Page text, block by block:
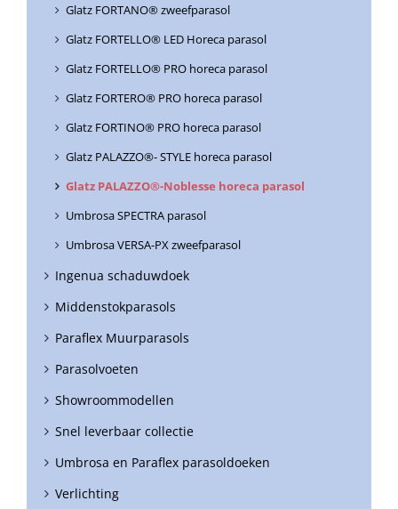
Glatz FORTANO® zweefparasol
Glatz FORTELLO® LED Horeca parasol
Glatz FORTELLO® PRO horeca parasol
Glatz FORTERO® PRO horeca parasol
Glatz FORTINO® PRO horeca parasol
Glatz PALAZZO®- STYLE horeca parasol
Glatz PALAZZO®-Noblesse horeca parasol
Umbrosa SPECTRA parasol
Umbrosa VERSA-PX zweefparasol
Ingenua schaduwdoek
Middenstokparasols
Paraflex Muurparasols
Parasolvoeten
Showroommodellen
Snel leverbaar collectie
Umbrosa en Paraflex parasoldoeken
Verlichting